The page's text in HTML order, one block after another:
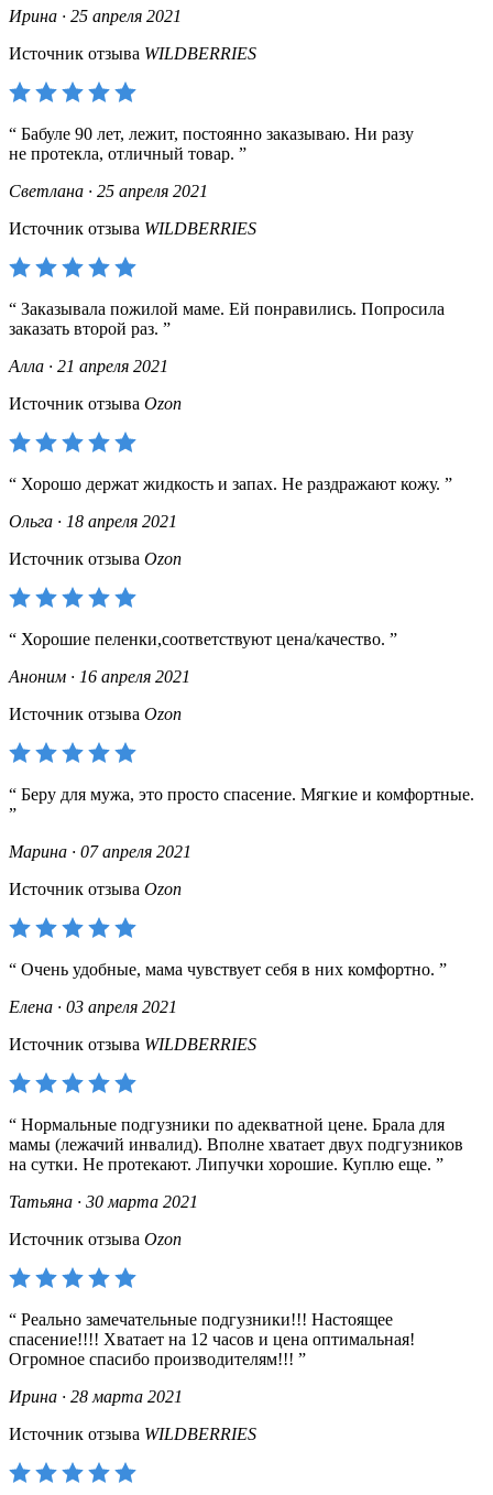
Ирина · 25 апреля 2021
Источник отзыва WILDBERRIES
Бабуле 90 лет, лежит, постоянно заказываю. Ни разу
не протекла, отличный товар.
Светлана · 25 апреля 2021
Источник отзыва WILDBERRIES
Заказывала пожилой маме. Ей понравились. Попросила
заказать второй раз.
Алла · 21 апреля 2021
Источник отзыва Ozon
Хорошо держат жидкость и запах. Не раздражают кожу.
Ольга · 18 апреля 2021
Источник отзыва Ozon
Хорошие пеленки,соответствуют цена/качество.
Аноним · 16 апреля 2021
Источник отзыва Ozon
Беру для мужа, это просто спасение. Мягкие и комфортные.
Марина · 07 апреля 2021
Источник отзыва Ozon
Очень удобные, мама чувствует себя в них комфортно.
Елена · 03 апреля 2021
Источник отзыва WILDBERRIES
Нормальные подгузники по адекватной цене. Брала для
мамы (лежачий инвалид). Вполне хватает двух подгузников
на сутки. Не протекают. Липучки хорошие. Куплю еще.
Татьяна · 30 марта 2021
Источник отзыва Ozon
Реально замечательные подгузники!!! Настоящее
спасение!!!! Хватает на 12 часов и цена оптимальная!
Огромное спасибо производителям!!!
Ирина · 28 марта 2021
Источник отзыва WILDBERRIES